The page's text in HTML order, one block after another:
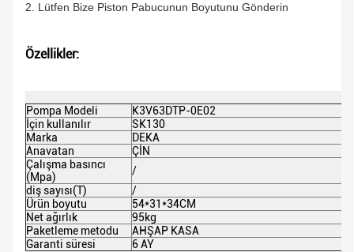
2. Lütfen Bize Piston Pabucunun Boyutunu Gönderin
Özellikler:
Pompa Modeli
K3V63DTP-0E02
İçin kullanılır
SK130
Marka
DEKA
Anavatan
ÇİN
Çalışma basıncı
(Mpa)
/
diş sayısı(T)
/
Ürün boyutu
54*31*34CM
Net ağırlık
95kg
Paketleme metodu
AHŞAP KASA
Garanti süresi
6 AY